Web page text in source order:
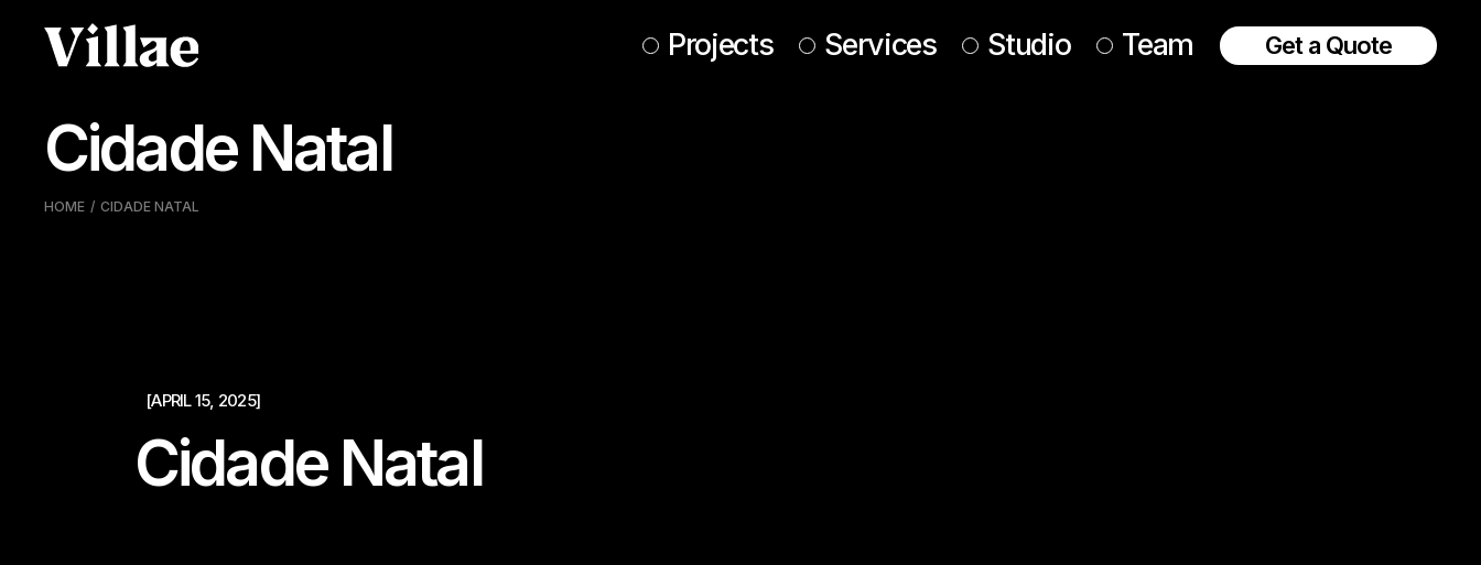
conteúdo
Projects Services Studio Team Get a Quote
Cidade Natal
HOME CIDADE NATAL
[APRIL 15, 2025]
Cidade Natal